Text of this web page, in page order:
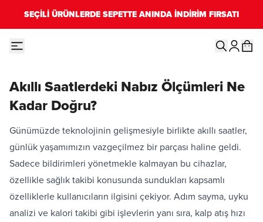
SEÇİLİ ÜRÜNLERDE SEPETTE ANINDA İNDİRİM FIRSATI
Akıllı Saatlerdeki Nabız Ölçümleri Ne
Kadar Doğru?
Günümüzde teknolojinin gelişmesiyle birlikte akıllı saatler,
günlük yaşamımızın vazgeçilmez bir parçası haline geldi.
Sadece bildirimleri yönetmekle kalmayan bu cihazlar,
özellikle sağlık takibi konusunda sundukları kapsamlı
özelliklerle kullanıcıların ilgisini çekiyor. Adım sayma, uyku
analizi ve kalori takibi gibi işlevlerin yanı sıra, kalp atış hızı